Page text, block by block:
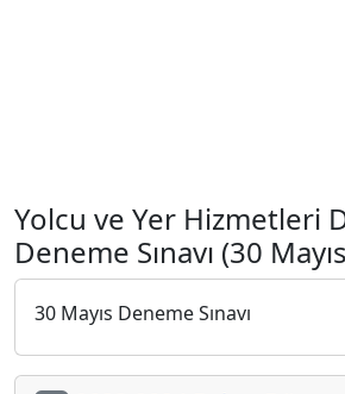
Yolcu ve Yer Hizmetleri
Deneme Sınavı (30
30 Mayıs Deneme Sınavı